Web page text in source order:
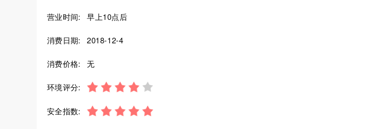
营业时间: 早上10点后
消费日期: 2018-12-4
消费价格: 无
环境评分:
安全指数: